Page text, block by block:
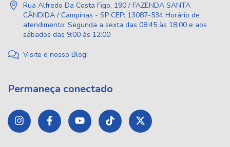
Rua Alfredo Da Costa Figo, 190 / FAZENDA SANTA
CÂNDIDA / Campinas - SP CEP: 13087-534 Horário de
atendimento: Segunda a sexta das 08:45 às 18:00 e aos
sábados das 9:00 às 12:00
Visite o nosso Blog!
Permaneça conectado